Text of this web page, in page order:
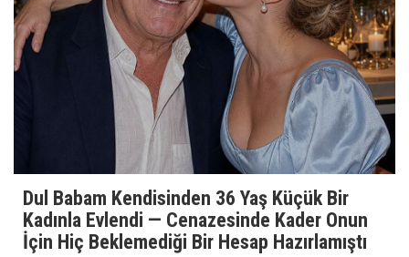
Dul Babam Kendisinden 36 Yaş Küçük Bir
Kadınla Evlendi — Cenazesinde Kader Onun
İçin Hiç Beklemediği Bir Hesap Hazırlamıştı